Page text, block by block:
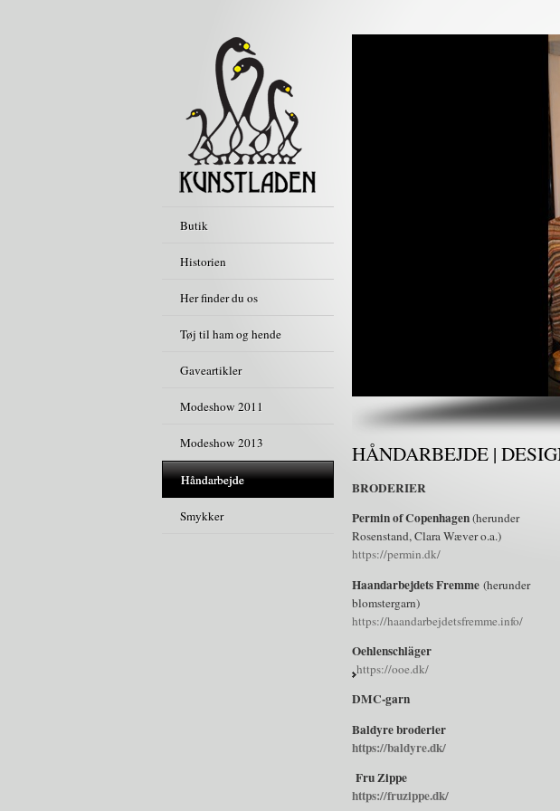
Butik
Historien
Her finder du os
Tøj til ham og hende
Gaveartikler
Modeshow 2011
Modeshow 2013
Håndarbejde
Smykker
HÅNDARBEJDE |
BRODERIER
Permin of Copenhagen(herunder
Rosenstand, Clara Wæver o.a.)
https://permin.dk/
Haandarbejdets Fremme (herunder
blomstergarn)
https://haandarbejdetsfremme.info/
Oehlenschläger
https://ooe.dk/
DMC-garn
Baldyre broderier
https://baldyre.dk/
Fru Zippe
https://fruzippe.dk/